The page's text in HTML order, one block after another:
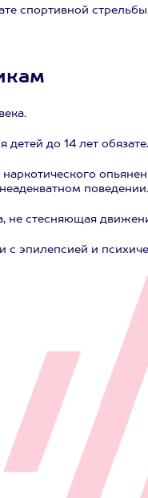
спортивной
детей до 14 лет
поведении.
не стесняющая
с эпилепсией и